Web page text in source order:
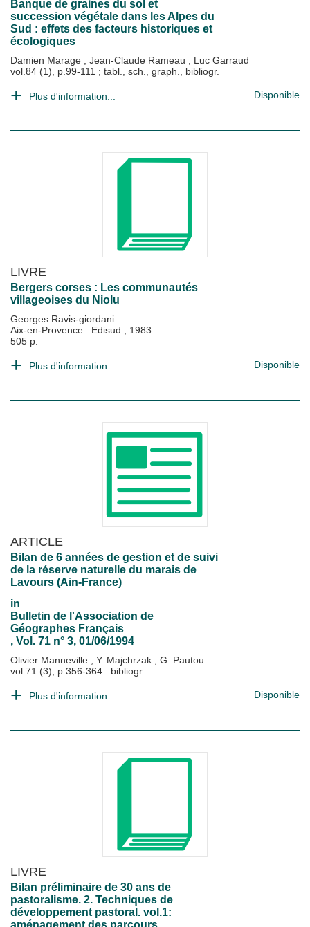
Banque de graines du sol et
succession végétale dans les Alpes du
Sud : effets des facteurs historiques et
écologiques
Damien Marage ; Jean-Claude Rameau ; Luc Garraud
vol.84 (1), p.99-111 ; tabl., sch., graph., bibliogr.
Plus d'information... Disponible
LIVRE
Bergers corses : Les communautés
villageoises du Niolu
Georges Ravis-giordani
Aix-en-Provence : Edisud ; 1983
505 p.
Plus d'information... Disponible
ARTICLE
Bilan de 6 années de gestion et de suivi
de la réserve naturelle du marais de
Lavours (Ain-France)
in
Bulletin de l'Association de
Géographes Français
, Vol. 71 n° 3, 01/06/1994
Olivier Manneville ; Y. Majchrzak ; G. Pautou
vol.71 (3), p.356-364 : bibliogr.
Plus d'information... Disponible
LIVRE
Bilan préliminaire de 30 ans de
pastoralisme. 2. Techniques de
développement pastoral. vol.1:
aménagement des parcours